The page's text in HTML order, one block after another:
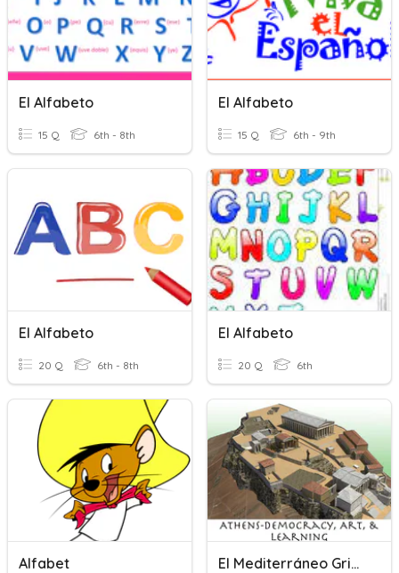
El Alfabeto
15 Q 6th - 8th
El Alfabeto
15 Q 6th - 9th
El Alfabeto
20 Q 6th - 8th
El Alfabeto
20 Q 6th
Alfabet El Mediterráneo Griego